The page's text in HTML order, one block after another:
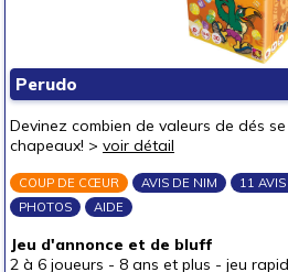
Perudo
Devinez combien de valeurs de dés
chapeaux! > voir détail
COUP DE CŒUR AVIS DE NIM
11 AVIS
PHOTOS
AIDE
Jeu d'annonce et de bluff
2 à 6 joueurs - 8 ans et plus - jeu